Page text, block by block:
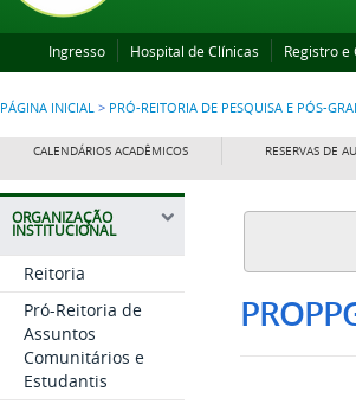
Ingresso Hospital de Clínicas Registro
PÁGINA INICIAL > PRÓ-REITORIA DE PESQUISA E PÓS-
CALENDÁRIOS ACADÊMICOS RESERVAS DE
ORGANIZAÇÃO
INSTITUCIONAL
Reitoria
Pró-Reitoria de
Assuntos
Comunitários e
Estudantis